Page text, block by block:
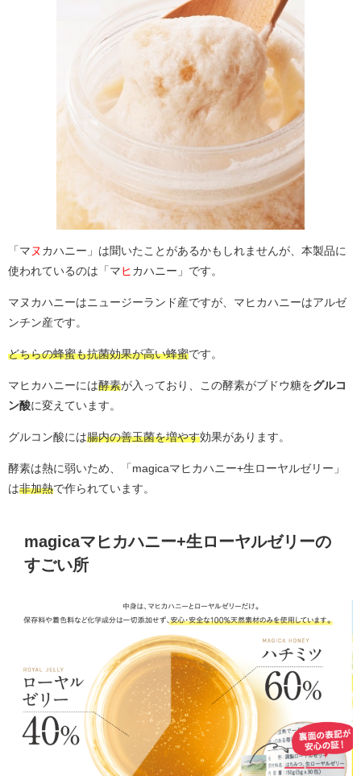
「マ ヌ カハニー」は聞いたことがあるかもしれませんが、本製品に
使われているのは「マ ヒ カハニー」です。
マヌカハニーはニュージーランド産ですが、マヒカハニーはアルゼ
ンチン産です。
どちらの蜂蜜も抗菌効果が高い蜂蜜です。
マヒカハニーには酵素が入っており、この酵素がブドウ糖をグルコ
ン酸に変えています。
グルコン酸には腸内の善玉菌を増やす効果があります。
酵素は熱に弱いため、「magicaマヒカハニー+生ローヤルゼリー」
は非加熱で作られています。
magicaマヒカハニー+生ローヤルゼリーの
すごい所